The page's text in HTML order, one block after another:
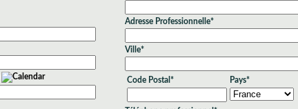
Adresse Professionnelle*
Ville*
Code Postal* Pays*